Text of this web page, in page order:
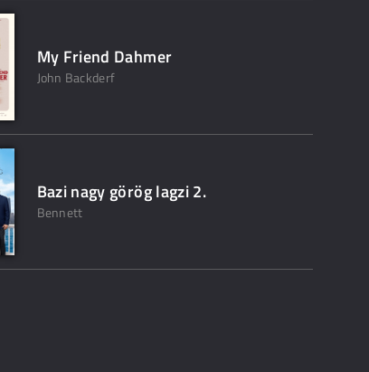
My Friend Dahmer
John Backderf
Bazi nagy görög lagzi 2.
Bennett